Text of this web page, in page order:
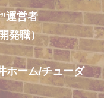
運営者
発職）
ホーム/チューダ